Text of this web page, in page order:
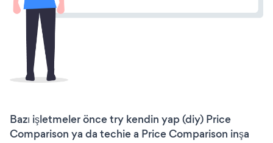
Bazı işletmeler önce try kendin yap (diy) Price
Comparison ya da techie a Price Comparison inşa